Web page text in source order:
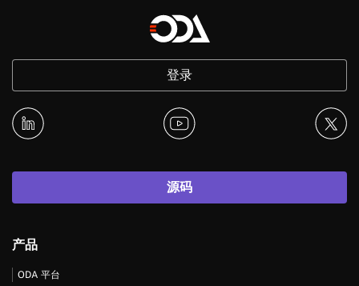
登录
源码
产品
ODA 平台